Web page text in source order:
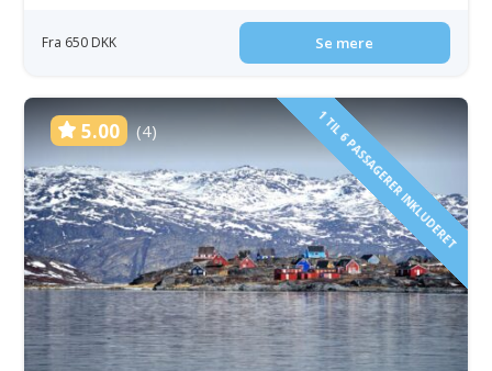
Fra 650 DKK Se mere
5.00 (4) 1 TIL 6 PASSAGERER INKLUDERET